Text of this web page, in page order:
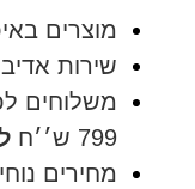
מוצרים
שירות
משלוחים
799 ש׳׳ח
מחירים